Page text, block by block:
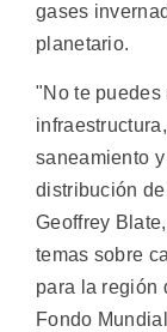
gases
planetario.
"No te puedes
saneamiento
distribución
Geoffrey
temas sobre
para la región
Fondo